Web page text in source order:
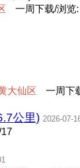
一周下载/浏览
大仙区 一周下
公里) 2026-07-